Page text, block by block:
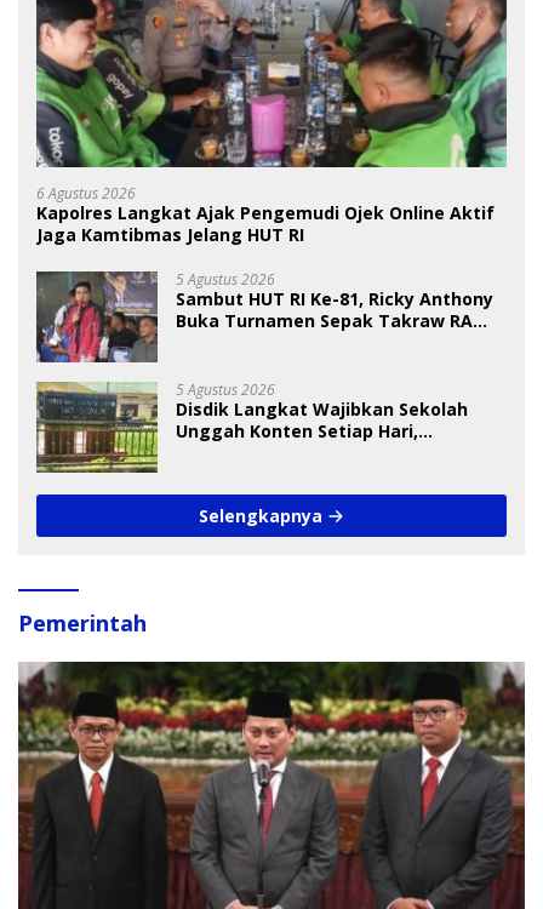
6 Agustus 2026
Kapolres Langkat Ajak Pengemudi Ojek Online Aktif
Jaga Kamtibmas Jelang HUT RI
5 Agustus 2026
Sambut HUT RI Ke-81, Ricky Anthony
Buka Turnamen Sepak Takraw RA
5 Agustus 2026
Disdik Langkat Wajibkan Sekolah
Unggah Konten Setiap Hari,
Selengkapnya
Pemerintah